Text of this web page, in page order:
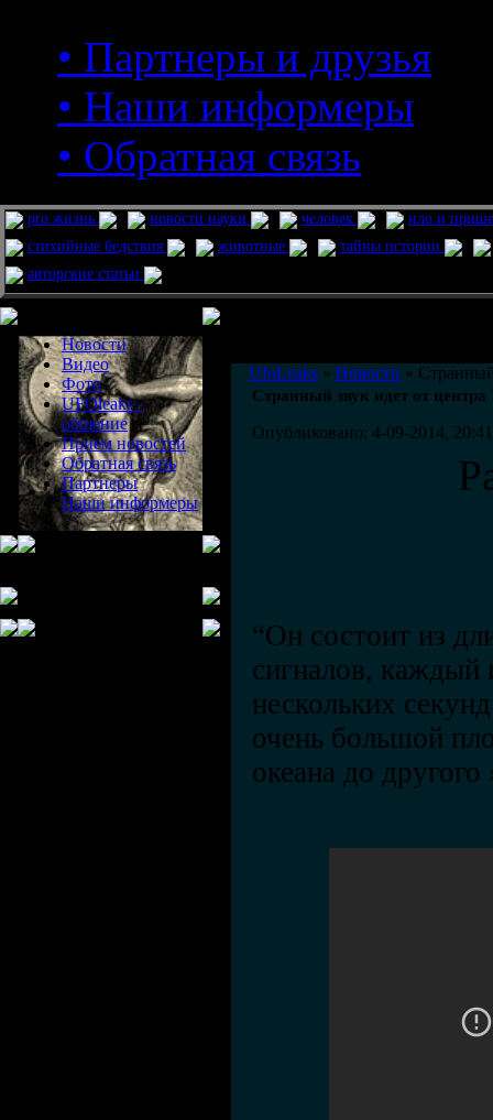
• Партнеры и друзья
• Наши информеры
• Обратная связь
pro жизнь новости науки человек
нло и
стихийные бедствия
животные
тайны истории
авторские статьи
Новости
Видео
Фото
UFOleaks -
общение
Прием новостей
Обратная связь
Партнеры
Наши информеры
UfoLeaks » Новости »
Странный звук идет от центра
Опубликовано: 4-09-2014, 20:41
“Он состоит из
сигналов, каждый
нескольких
очень большой
океана до другого